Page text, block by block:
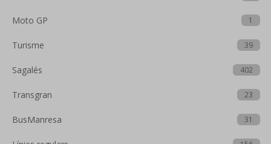
Moto GP 1
Turisme 39
Sagalés 402
Transgran 23
BusManresa 31